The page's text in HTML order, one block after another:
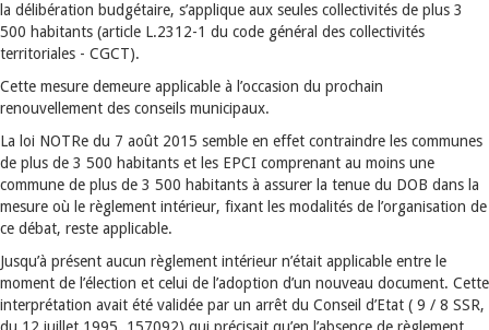
la délibération budgétaire, s’applique aux seules collectivités de plus 3
500 habitants (article L.2312-1 du code général des collectivités
territoriales - CGCT).
Cette mesure demeure applicable à l’occasion du prochain
renouvellement des conseils municipaux.
La loi NOTRe du 7 août 2015 semble en effet contraindre les communes
de plus de 3 500 habitants et les EPCI comprenant au moins une
commune de plus de 3 500 habitants à assurer la tenue du DOB dans la
mesure où le règlement intérieur, fixant les modalités de l’organisation de
ce débat, reste applicable.
Jusqu’à présent aucun règlement intérieur n’était applicable entre le
moment de l’élection et celui de l’adoption d’un nouveau document. Cette
interprétation avait été validée par un arrêt du Conseil d’Etat ( 9 / 8 SSR,